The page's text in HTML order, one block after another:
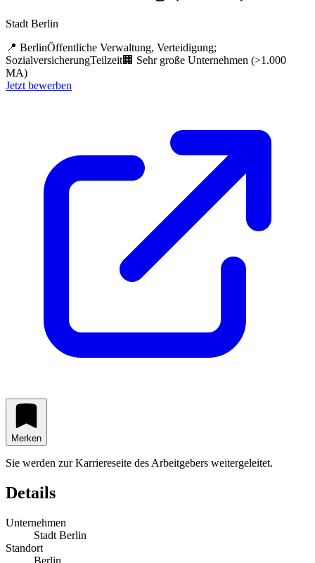
Stadt Berlin
📍 BerlinÖffentliche Verwaltung, Verteidigung;
SozialversicherungTeilzeit🏢 Sehr große Unternehmen (>1.000
MA)
Jetzt bewerben
Merken
Sie werden zur Karriereseite des Arbeitgebers weitergeleitet.
Details
Unternehmen
Stadt Berlin
Standort
Berlin